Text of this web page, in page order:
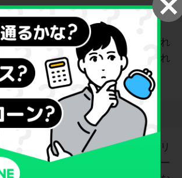
す。
れている制限を気にせずに車に乗れ
、ストレスのないカーライフを送れ
ょう。
そのまま乗り続けられる